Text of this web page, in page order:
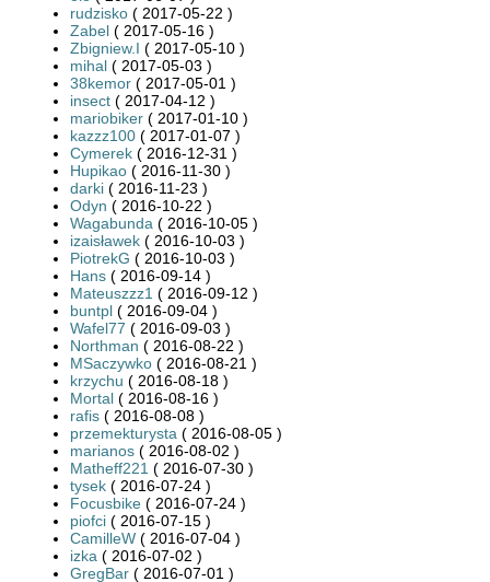
rudzisko ( 2017-05-22 )
Zabel ( 2017-05-16 )
Zbigniew.I ( 2017-05-10 )
mihal ( 2017-05-03 )
38kemor ( 2017-05-01 )
insect ( 2017-04-12 )
mariobiker ( 2017-01-10 )
kazzz100 ( 2017-01-07 )
Cymerek ( 2016-12-31 )
Hupikao ( 2016-11-30 )
darki ( 2016-11-23 )
Odyn ( 2016-10-22 )
Wagabunda ( 2016-10-05 )
izaisławek ( 2016-10-03 )
PiotrekG ( 2016-10-03 )
Hans ( 2016-09-14 )
Mateuszzz1 ( 2016-09-12 )
buntpl ( 2016-09-04 )
Wafel77 ( 2016-09-03 )
Northman ( 2016-08-22 )
MSaczywko ( 2016-08-21 )
krzychu ( 2016-08-18 )
Mortal ( 2016-08-16 )
rafis ( 2016-08-08 )
przemekturysta ( 2016-08-05 )
marianos ( 2016-08-02 )
Matheff221 ( 2016-07-30 )
tysek ( 2016-07-24 )
Focusbike ( 2016-07-24 )
piofci ( 2016-07-15 )
CamilleW ( 2016-07-04 )
izka ( 2016-07-02 )
GregBar ( 2016-07-01 )